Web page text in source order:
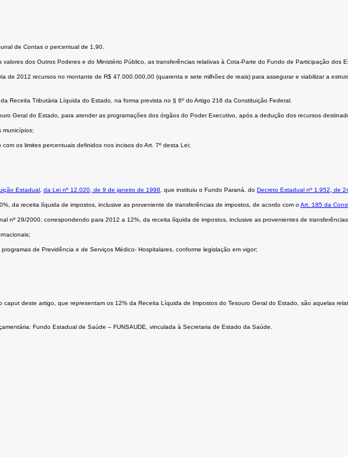
de Contas o percentual de 1,90.
dos Outros Poderes e do Ministério Público, as transferências relativas à Cota-Parte do Fundo de Participação dos
de 2012 recursos no montante de R$ 47.000.000,00 (quarenta e sete milhões de reais) para assegurar e viabilizar a
Receita Tributária Líquida do Estado, na forma prevista no § 6º do Artigo 216 da Constituição Federal.
Geral do Estado, para atender as programações dos órgãos do Poder Executivo, após a dedução dos recursos
municípios;
os limites percentuais definidos nos incisos do Art. 7º desta Lei;
Estadual , da Lei nº 12.020, de 9 de janeiro de 1998, que instituiu o Fundo Paraná, do Decreto Estadual nº 1.952, de
da receita líquida de impostos, inclusive as proveniente de transferências de impostos, de acordo com oArt. 185 da
nº 29/2000, correspondendo para 2012 a 12%, da receita líquida de impostos, inclusive as provenientes de
de Previdência e de Serviços Médico- Hospitalares, conforme legislação em vigor;
deste artigo, que representam os 12% da Receita Líquida de Impostos do Tesouro Geral do Estado, são aquelas
Fundo Estadual de Saúde – FUNSAUDE, vinculada à Secretaria de Estado da Saúde.